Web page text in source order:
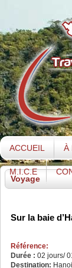
ACCUEIL À
M.I.C.E
Voyage
Sur la baie
Référence:
Durée : 02 jours/
Destination: Hanoi